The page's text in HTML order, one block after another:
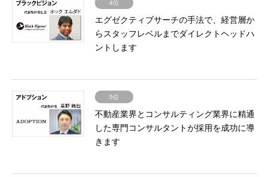
4位
エグゼクティブサーチの手法で、経営層か
らスタッフレベルまでダイレクトヘッドハ
ントします
5位
不動産業界とコンサルティング業界に精通
した専門コンサルタントが採用を成功に導
きます